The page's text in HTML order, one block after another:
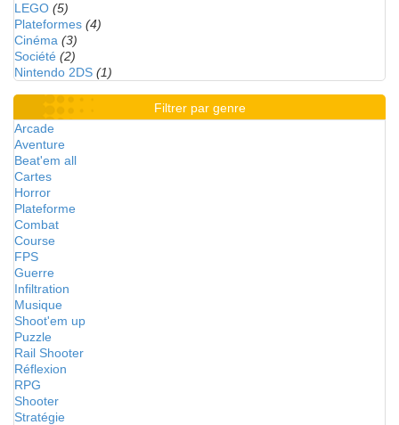
LEGO (5)
Plateformes (4)
Cinéma (3)
Société (2)
Nintendo 2DS (1)
Filtrer par genre
Arcade
Aventure
Beat'em all
Cartes
Horror
Plateforme
Combat
Course
FPS
Guerre
Infiltration
Musique
Shoot'em up
Puzzle
Rail Shooter
Réflexion
RPG
Shooter
Stratégie